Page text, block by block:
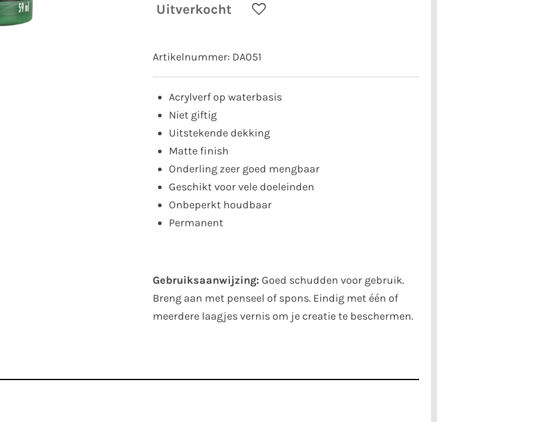
Uitverkocht
Artikelnummer: DA051
Acrylverf op waterbasis
Niet giftig
Uitstekende dekking
Matte finish
Onderling zeer goed mengbaar
Geschikt voor vele doeleinden
Onbeperkt houdbaar
Permanent
Gebruiksaanwijzing: Goed schudden voor gebruik.
Breng aan met penseel of spons. Eindig met één of
meerdere laagjes vernis om je creatie te beschermen.